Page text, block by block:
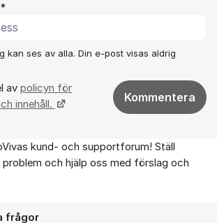
kan ses av alla. Din e-post visas aldrig
av policyn för
innehåll.
Kommentera
kund- och supportforum! Ställ
och hjälp oss med förslag och
frågor